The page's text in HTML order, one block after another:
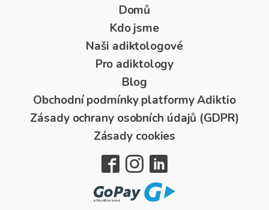
Domů
Kdo jsme
Naši adiktologové
Pro adiktology
Blog
Obchodní podmínky platformy Adiktio
Zásady ochrany osobních údajů (GDPR)
Zásady cookies